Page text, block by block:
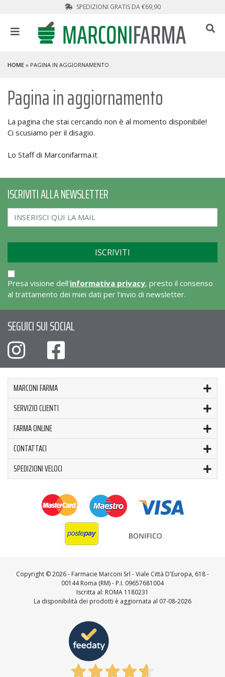
SPEDIZIONI GRATIS DA €69,90
HOME » PAGINA IN AGGIORNAMENTO
Pagina in aggiornamento
La pagina che stai cercando non è al momento disponibile!
Ci scusiamo per il disagio.
Lo Staff di Marconifarma.it
ISCRIVITI ALLA NEWSLETTER
Presa visione dell'informativa privacy, presto il consenso
al trattamento dei miei dati per l'invio di newsletter.
SEGUICI SUI SOCIAL
MARCONI FARMA
SERVIZIO CLIENTI
FARMA ONLINE
CONTATTACI
SPEDIZIONI VELOCI
Copyright ©2026 - Farmacie Marconi Srl - Viale Città D'Europa, 618 -
00144 Roma (RM) - P.I. 09657681004
Iscritta al: ROMA 1180231
La disponibilità dei prodotti è aggiornata al 07-08-2026